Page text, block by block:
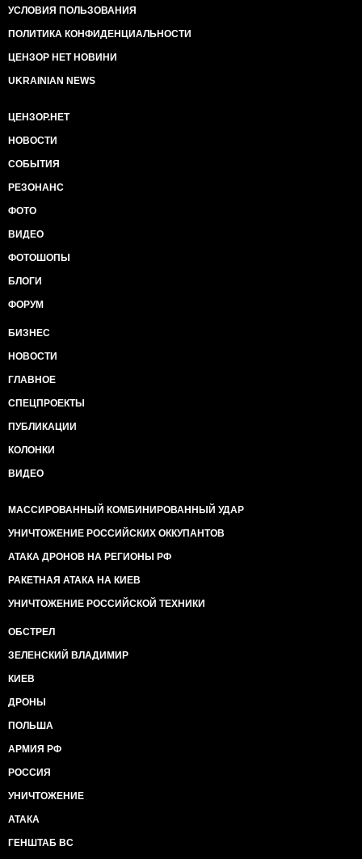
УСЛОВИЯ ПОЛЬЗОВАНИЯ
ПОЛИТИКА КОНФИДЕНЦИАЛЬНОСТИ
ЦЕНЗОР НЕТ НОВИНИ
UKRAINIAN NEWS
ЦЕНЗОР.НЕТ
НОВОСТИ
СОБЫТИЯ
РЕЗОНАНС
ФОТО
ВИДЕО
ФОТОШОПЫ
БЛОГИ
ФОРУМ
БИЗНЕС
НОВОСТИ
ГЛАВНОЕ
СПЕЦПРОЕКТЫ
ПУБЛИКАЦИИ
КОЛОНКИ
ВИДЕО
МАССИРОВАННЫЙ КОМБИНИРОВАННЫЙ УДАР
УНИЧТОЖЕНИЕ РОССИЙСКИХ ОККУПАНТОВ
АТАКА ДРОНОВ НА РЕГИОНЫ РФ
РАКЕТНАЯ АТАКА НА КИЕВ
УНИЧТОЖЕНИЕ РОССИЙСКОЙ ТЕХНИКИ
ОБСТРЕЛ
ЗЕЛЕНСКИЙ ВЛАДИМИР
КИЕВ
ДРОНЫ
ПОЛЬША
АРМИЯ РФ
РОССИЯ
УНИЧТОЖЕНИЕ
АТАКА
ГЕНШТАБ ВС